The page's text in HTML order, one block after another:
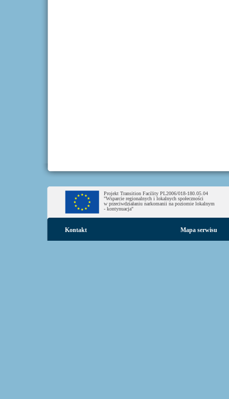
Projekt Transition Facility PL2006/018-180.05.04
"Wsparcie regionalnych i lokalnych społeczności
w przeciwdziałaniu narkomanii na poziomie lokalnym
- kontynuacja"
Kontakt Mapa serwisu